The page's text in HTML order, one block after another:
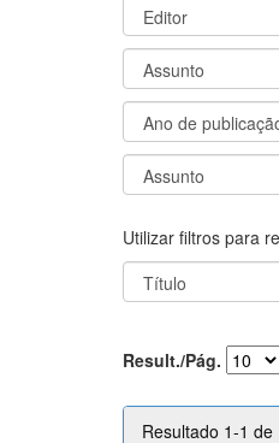
Utilizar filtros para
Result./Pág.
Resultado 1-1 de